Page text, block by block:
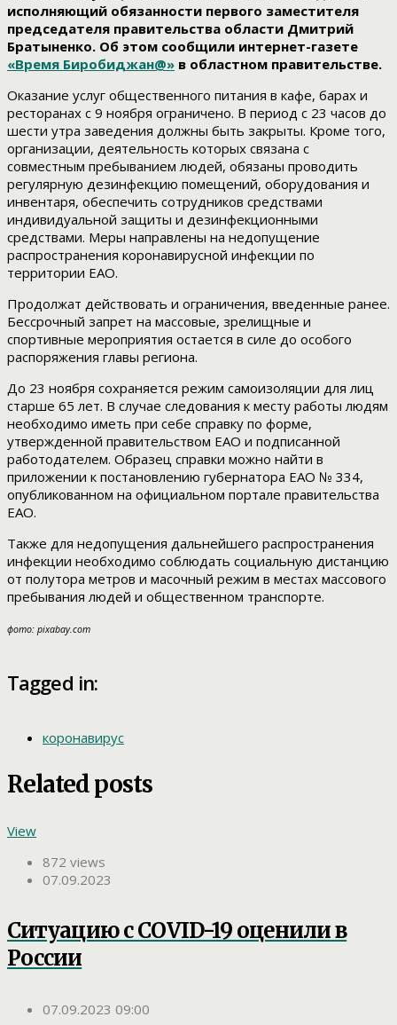
исполняющий обязанности первого заместителя
председателя правительства области Дмитрий
Братыненко. Об этом сообщили интернет-газете
«Время Биробиджан@» в областном правительстве.
Оказание услуг общественного питания в кафе, барах и
ресторанах с 9 ноября ограничено. В период с 23 часов до
шести утра заведения должны быть закрыты. Кроме того,
организации, деятельность которых связана с
совместным пребыванием людей, обязаны проводить
регулярную дезинфекцию помещений, оборудования и
инвентаря, обеспечить сотрудников средствами
индивидуальной защиты и дезинфекционными
средствами. Меры направлены на недопущение
распространения коронавирусной инфекции по
территории ЕАО.
Продолжат действовать и ограничения, введенные ранее.
Бессрочный запрет на массовые, зрелищные и
спортивные мероприятия остается в силе до особого
распоряжения главы региона.
До 23 ноября сохраняется режим самоизоляции для лиц
старше 65 лет. В случае следования к месту работы людям
необходимо иметь при себе справку по форме,
утвержденной правительством ЕАО и подписанной
работодателем. Образец справки можно найти в
приложении к постановлению губернатора ЕАО № 334,
опубликованном на официальном портале правительства
ЕАО.
Также для недопущения дальнейшего распространения
инфекции необходимо соблюдать социальную дистанцию
от полутора метров и масочный режим в местах массового
пребывания людей и общественном транспорте.
фото: pixabay.com
Tagged in:
коронавирус
Related posts
View
872 views
07.09.2023
Ситуацию с COVID-19 оценили в
России
07.09.2023 09:00